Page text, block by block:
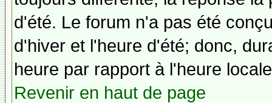
d'été. Le forum n'a pas été
d'hiver et l'heure d'été; donc,
heure par rapport à l'heure
Revenir en haut de page